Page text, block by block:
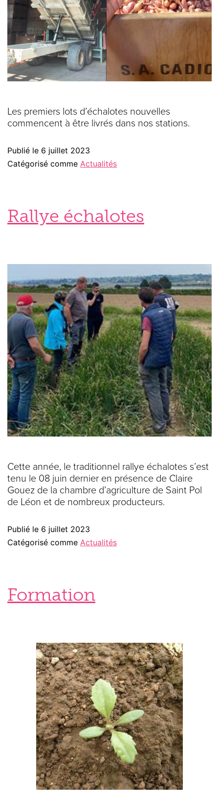
Les premiers lots d’échalotes nouvelles
commencent à être livrés dans nos stations.
Publié le 6 juillet 2023
Catégorisé comme Actualités
Rallye échalotes
Cette année, le traditionnel rallye échalotes s’est
tenu le 08 juin dernier en présence de Claire
Gouez de la chambre d’agriculture de Saint Pol
de Léon et de nombreux producteurs.
Publié le 6 juillet 2023
Catégorisé comme Actualités
Formation